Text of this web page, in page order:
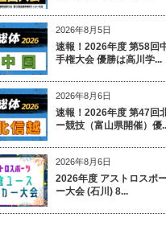
2026年8月5日
速報！2026年度 第58回
手権大会 優勝は高川学...
2026年8月6日
速報！2026年度 第47回
ー競技（富山県開催）優
2026年8月6日
2026年度 アストロスポ
ー大会 (石川) 8...